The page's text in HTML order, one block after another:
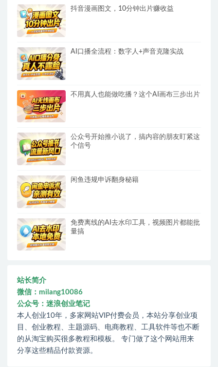
抖音漫画图文，10分钟出片赚收益
AI口播全流程：数字人+声音克隆实战
不用真人也能做吃播？这个AI画布三步出片
公众号开始推小说了，搞内容的朋友盯紧这
个信号
闲鱼违规申诉翻身秘籍
免费离线的AI去水印工具，视频图片都能批
量搞
站长简介
微信：milang10086
公众号：迷浪创业笔记
本人创业10年，多家网站VIP付费会员，本站分享创业项
目、创业教程、主题源码、电商教程、工具软件等也不断
的从淘宝购买很多教程和模板。 专门做了这个网站用来
分享这些精品付款资源。